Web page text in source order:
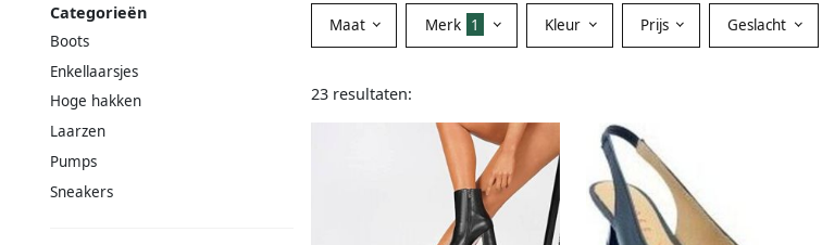
Categorieën
Boots
Enkellaarsjes
Hoge hakken
Laarzen
Pumps
Sneakers
Maat Merk 1 Kleur Prijs Geslacht
23 resultaten: